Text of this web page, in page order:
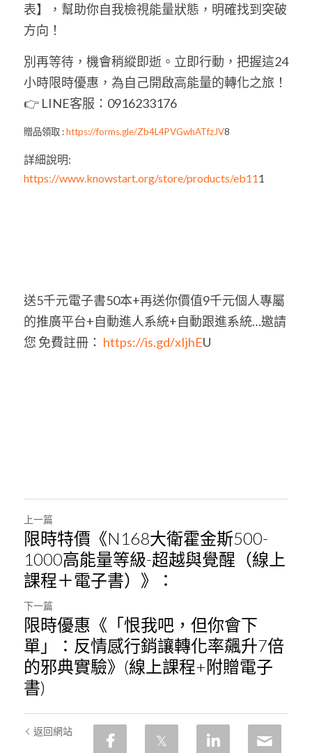
表】，幫助你自我檢視能量狀態，明確找到突破
方向！
別再等待，機會稍縱即逝。立即行動，把握這24
小時限時優惠，為自己開啟高能量的轉化之旅！
👉 LINE客服：0916233176
贈品領取 : https://forms.gle/Zb4L4PVGwhATfzJV8
https://www.knowstart.org/store/products/eb111
送5千元電子書50本+再送你價值9千元個人專屬
的推廣平台+自動進人系統+自動跟進系統…邀請
您 免費註冊： https://is.gd/xIjhEU
上一篇
限時特價《N168大衛霍金斯500-
1000高能量等級-超越與覺醒（線上
課程＋電子書）》：
下一篇
限時優惠《「恨我吧，但你會下
單」：反情感行銷讓轉化率飆升7倍
的邪典實驗》(線上課程+附贈電子
書)
返回網站